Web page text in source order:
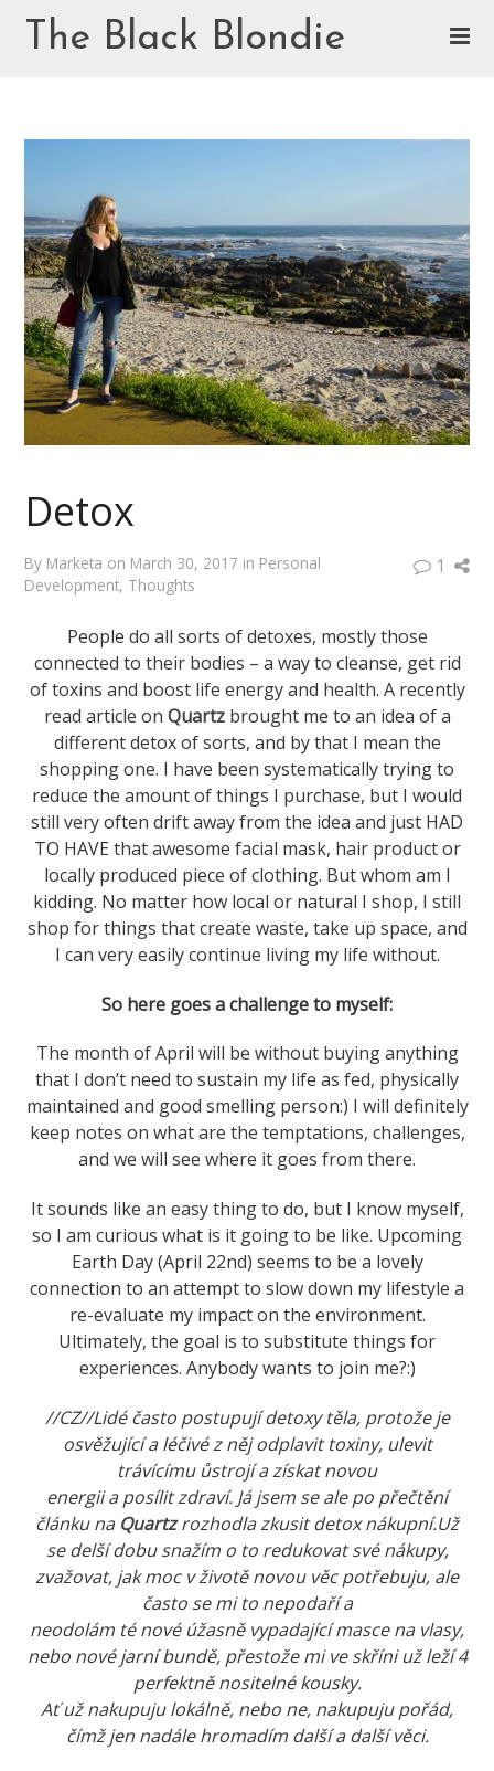
The Black Blondie
Detox
By Marketa on March 30, 2017 in Personal
Development, Thoughts
1
People do all sorts of detoxes, mostly those
connected to their bodies – a way to cleanse, get rid
of toxins and boost life energy and health. A recently
read article on Quartz brought me to an idea of a
different detox of sorts, and by that I mean the
shopping one. I have been systematically trying to
reduce the amount of things I purchase, but I would
still very often drift away from the idea and just HAD
TO HAVE that awesome facial mask, hair product or
locally produced piece of clothing. But whom am I
kidding. No matter how local or natural I shop, I still
shop for things that create waste, take up space, and
I can very easily continue living my life without.
So here goes a challenge to myself:
The month of April will be without buying anything
that I don’t need to sustain my life as fed, physically
maintained and good smelling person:) I will definitely
keep notes on what are the temptations, challenges,
and we will see where it goes from there.
It sounds like an easy thing to do, but I know myself,
so I am curious what is it going to be like. Upcoming
Earth Day (April 22nd) seems to be a lovely
connection to an attempt to slow down my lifestyle a
re-evaluate my impact on the environment.
Ultimately, the goal is to substitute things for
experiences. Anybody wants to join me?:)
//CZ//Lidé často postupují detoxy těla, protože je
osvěžující a léčivé z něj odplavit toxiny, ulevit
trávícímu ůstrojí a získat novou
energii a posílit zdraví. Já jsem se ale po přečtění
článku na Quartzrozhodla zkusit detox nákupní.Už
se delší dobu snažím o to redukovat své nákupy,
zvažovat, jak moc v životě novou věc potřebuju, ale
často se mi to nepodaří a
neodolám té nové úžasně vypadající masce na vlasy,
nebo nové jarní bundě, přestože mi ve skříni už leží 4
perfektně nositelné kousky.
Ať už nakupuju lokálně, nebo ne, nakupuju pořád,
čímž jen nadále hromadím další a další věci.